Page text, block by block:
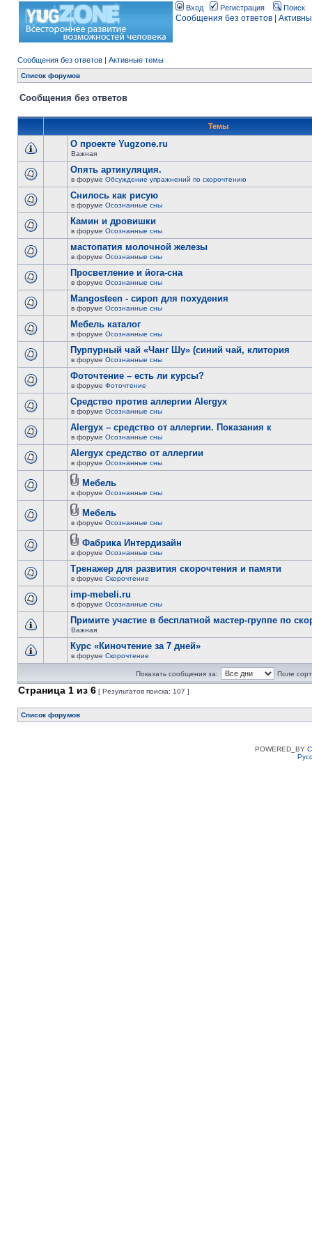
Вход Регистрация Поиск
Сообщения без ответов
Сообщения без ответов | Активные темы
Список форумов
Сообщения без ответов
Темы
О проекте Yugzone.ru
Важная
Опять артикуляция.
в форуме Обсуждение упражнений по скорочтению
Снилось как рисую
в форуме Осознанные сны
Камин и дровишки
в форуме Осознанные сны
мастопатия молочной железы
в форуме Осознанные сны
Просветление и йога-сна
в форуме Осознанные сны
Mangosteen - сироп для похудения
в форуме Осознанные сны
Мебель каталог
в форуме Осознанные сны
Пурпурный чай «Чанг Шу» (синий чай, клитория
в форуме Осознанные сны
Фоточтение – есть ли курсы?
в форуме Фоточтение
Cредство против аллергии Alergyx
в форуме Осознанные сны
Alergyx – средство от аллергии. Показания к
в форуме Осознанные сны
Alergyx средство от аллергии
в форуме Осознанные сны
Мебель
в форуме Осознанные сны
Мебель
в форуме Осознанные сны
Фабрика Интердизайн
в форуме Осознанные сны
Тренажер для развития скорочтения и памяти
в форуме Скорочтение
imp-mebeli.ru
в форуме Осознанные сны
Примите участие в бесплатной мастер-группе по
Важная
Курс «Киночтение за 7 дней»
в форуме Скорочтение
Показать сообщения за: Поле
Страница 1 из 6 [ Результатов поиска: 107 ]
Список форумов
POWERED_BY